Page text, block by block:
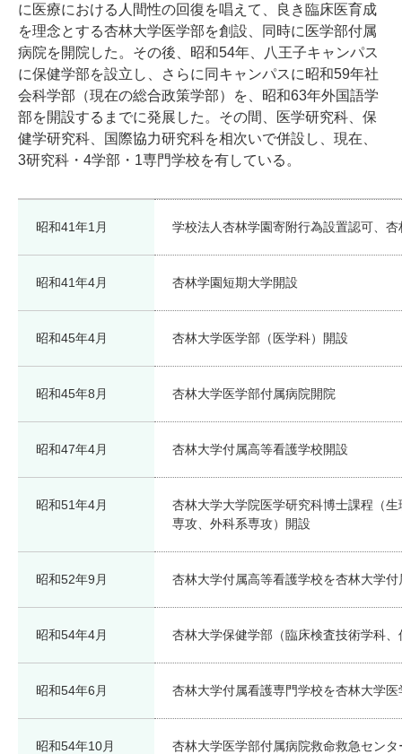
に医療における人間性の回復を唱えて、良き臨床医育成
を理念とする杏林大学医学部を創設、同時に医学部付属
病院を開院した。その後、昭和54年、八王子キャンパス
に保健学部を設立し、さらに同キャンパスに昭和59年社
会科学部（現在の総合政策学部）を、昭和63年外国語学
部を開設するまでに発展した。その間、医学研究科、保
健学研究科、国際協力研究科を相次いで併設し、現在、
3研究科・4学部・1専門学校を有している。
昭和41年1月 学校法人杏林学園寄附行為設置認可、
昭和41年4月 杏林学園短期大学開設
昭和45年4月 杏林大学医学部（医学科）開設
昭和45年8月 杏林大学医学部付属病院開院
昭和47年4月 杏林大学付属高等看護学校開設
昭和51年4月
杏林大学大学院医学研究科博士課程（
専攻、外科系専攻）開設
昭和52年9月 杏林大学付属高等看護学校を杏林大学
昭和54年4月 杏林大学保健学部（臨床検査技術学科
昭和54年6月 杏林大学付属看護専門学校を杏林大学
昭和54年10月 杏林大学医学部付属病院救命救急センタ